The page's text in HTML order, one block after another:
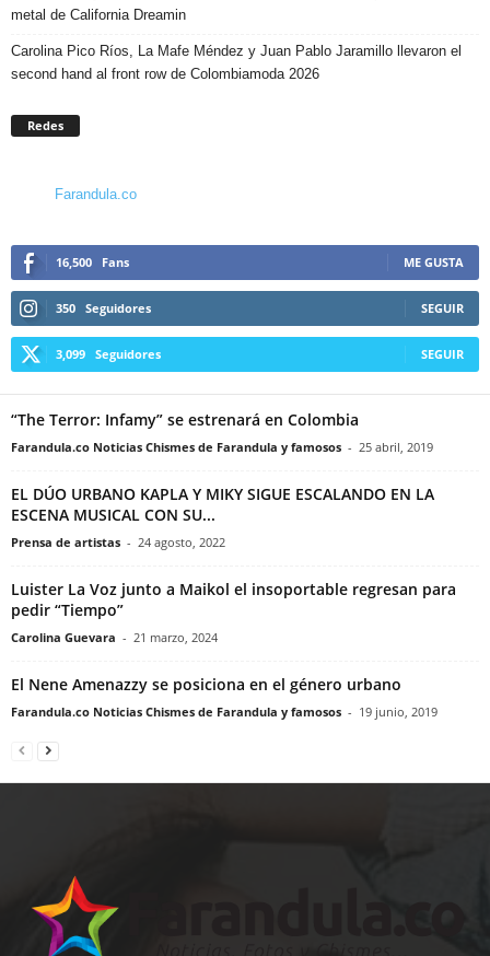
metal de California Dreamin
Carolina Pico Ríos, La Mafe Méndez y Juan Pablo Jaramillo llevaron el
second hand al front row de Colombiamoda 2026
Redes
Farandula.co
16,500 Fans ME GUSTA
350 Seguidores SEGUIR
3,099 Seguidores SEGUIR
“The Terror: Infamy” se estrenará en Colombia
Farandula.co Noticias Chismes de Farandula y famosos - 25 abril, 2019
EL DÚO URBANO KAPLA Y MIKY SIGUE ESCALANDO EN LA
ESCENA MUSICAL CON SU...
Prensa de artistas - 24 agosto, 2022
Luister La Voz junto a Maikol el insoportable regresan para
pedir “Tiempo”
Carolina Guevara - 21 marzo, 2024
El Nene Amenazzy se posiciona en el género urbano
Farandula.co Noticias Chismes de Farandula y famosos - 19 junio, 2019